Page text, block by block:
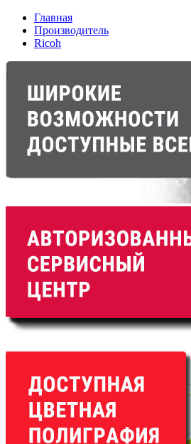
Главная
Производитель
Ricoh